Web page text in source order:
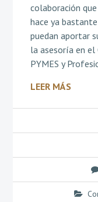
colaboración
hace ya
puedan aportar
la asesoría en
PYMES y
LEER MÁS